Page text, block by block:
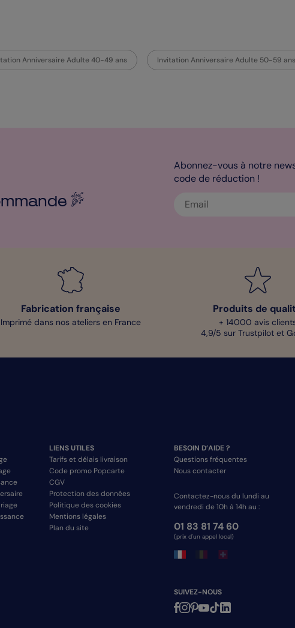
Anniversaire Adulte 40-49 ans Invitation Anniversaire Adulte 50-59 ans
Abonnez-vous à notre
code de réduction !
Fabrication française
Imprimé dans nos ateliers en France
Produits de
+ 14000 avis
4,9/5 sur Trustpilot et
LIENS UTILES
Tarifs et délais livraison
Code promo Popcarte
CGV
Protection des données
Politique des cookies
Mentions légales
Plan du site
BESOIN D’AIDE ?
Questions fréquentes
Nous contacter
Contactez-nous du lundi au
vendredi de 10h à 14h au :
01 83 81 74 60
(prix d'un appel local)
SUIVEZ-NOUS